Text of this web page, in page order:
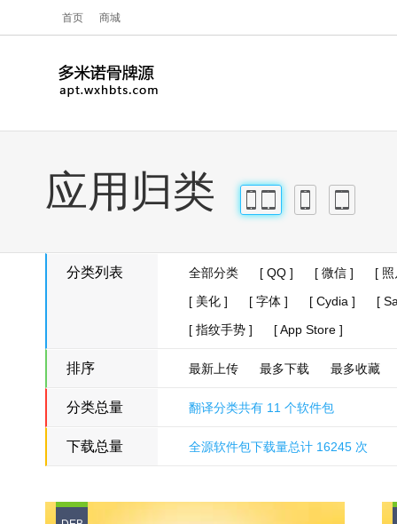
首页 商城
应用归类
分类列表 全部分类 [ QQ ] [ 微信 ]
[
[ 美化 ]
[ 字体 ] [ Cydia ]
[
[ 指纹手势 ]
[ App Store ]
排序 最新上传 最多下载 最多收藏
分类总量 翻译分类共有 11 个软件包
下载总量 全源软件包下载量总计 16245 次